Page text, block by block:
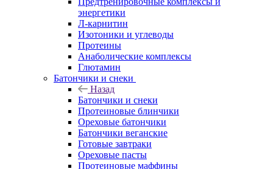
энергетики
Л-карнитин
Изотоники и углеводы
Протеины
Анаболические комплексы
Глютамин
Батончики и снеки
Назад
Батончики и снеки
Протеиновые блинчики
Ореховые батончики
Батончики веганские
Готовые завтраки
Ореховые пасты
Протеиновые маффины